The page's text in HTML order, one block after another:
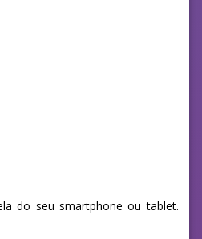
do seu smartphone ou tablet.